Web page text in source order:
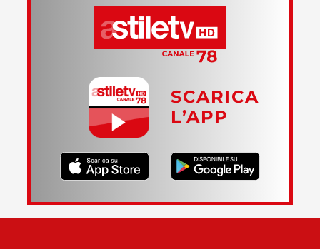
SCARICA
L’APP